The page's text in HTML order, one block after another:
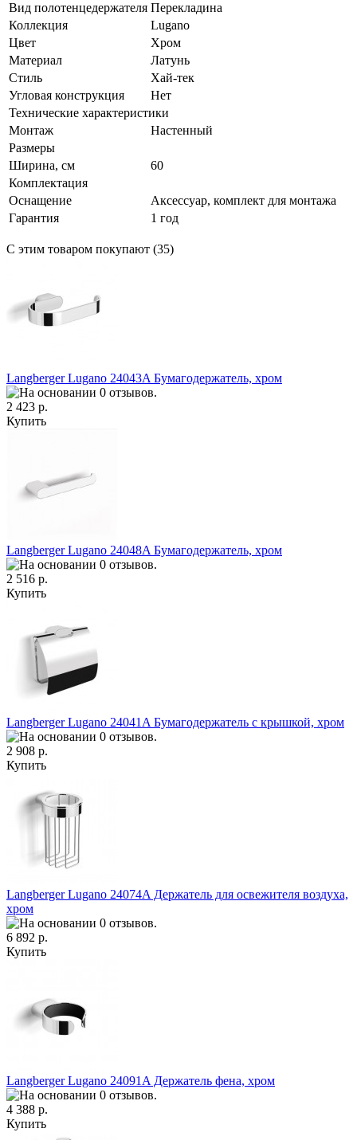
Вид полотенцедержателя Перекладина
Коллекция
Lugano
Цвет
Хром
Материал
Латунь
Стиль
Хай-тек
Угловая конструкция
Нет
Технические характеристики
Монтаж
Настенный
Размеры
Ширина, см
60
Комплектация
Оснащение
Аксессуар, комплект для монтажа
Гарантия
1 год
С этим товаром покупают (35)
Langberger Lugano 24043A Бумагодержатель, хром
2 423 р.
Купить
Langberger Lugano 24048A Бумагодержатель, хром
2 516 р.
Купить
Langberger Lugano 24041A Бумагодержатель с крышкой, хром
2 908 р.
Купить
Langberger Lugano 24074A Держатель для освежителя воздуха,
хром
6 892 р.
Купить
Langberger Lugano 24091A Держатель фена, хром
4 388 р.
Купить